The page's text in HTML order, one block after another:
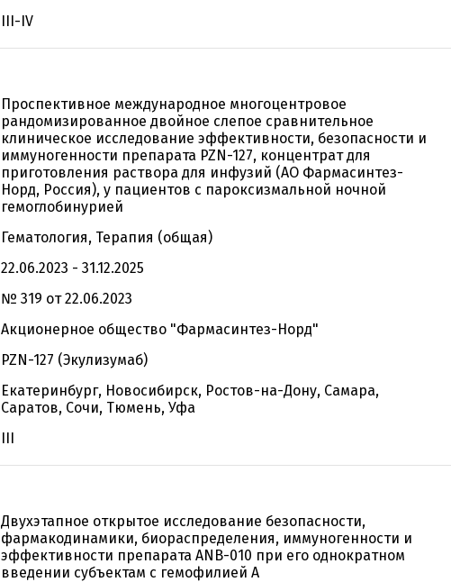
III-IV
Проспективное международное многоцентровое
рандомизированное двойное слепое сравнительное
клиническое исследование эффективности, безопасности и
иммуногенности препарата PZN-127, концентрат для
приготовления раствора для инфузий (АО Фармасинтез-
Норд, Россия), у пациентов с пароксизмальной ночной
гемоглобинурией
Гематология, Терапия (общая)
22.06.2023 - 31.12.2025
№ 319 от 22.06.2023
Акционерное общество "Фармасинтез-Норд"
PZN-127 (Экулизумаб)
Екатеринбург, Новосибирск, Ростов-на-Дону, Самара,
Саратов, Сочи, Тюмень, Уфа
III
Двухэтапное открытое исследование безопасности,
фармакодинамики, биораспределения, иммуногенности и
эффективности препарата ANB-010 при его однократном
введении субъектам с гемофилией А